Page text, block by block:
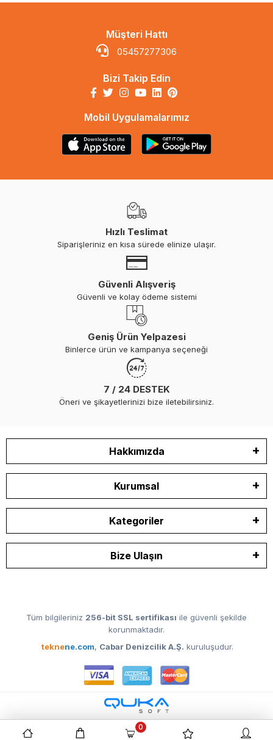
Müşteri Hattı
05457277306
Bizi Takip Edin
Mobil Uygulamalarımız
Hızlı Teslimat
Siparişleriniz en kısa sürede elinize ulaşır.
Güvenli Alışveriş
Güvenli ve kolay ödeme sistemi
Geniş Ürün Yelpazesi
Binlerce ürün ve kampanya seçeneği
7 / 24 DESTEK
Öneri ve şikayetlerinizi bize iletebilirsiniz.
Hakkımızda
Kurumsal
Kategoriler
Bize Ulaşın
Tüm bilgileriniz 256-bit SSL sertifikası ile güvenli şekilde
korunmaktadır.
teknene.com, Cabar Denizcilik A.Ş. kuruluşudur.
0